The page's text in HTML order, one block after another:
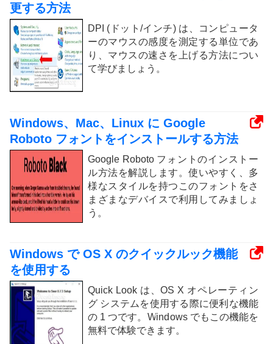
更する方法
DPI (ドット/インチ) は、コンピュータ
ーのマウスの感度を測定する単位であ
り、マウスの速さを上げる方法につい
て学びましょう。
Windows、Mac、Linux に Google
Roboto フォントをインストールする方法
Google Roboto フォントのインストー
ル方法を解説します。使いやすく、多
様なスタイルを持つこのフォントをさ
まざまなデバイスで利用してみましょ
う。
Windows で OS X のクイックルック機能
を使用する
Quick Look は、OS X オペレーティン
グ システムを使用する際に便利な機能
の 1 つです。Windows でもこの機能を
無料で体験できます。